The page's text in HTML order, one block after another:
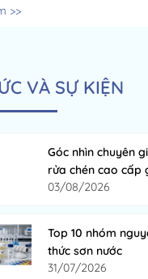
>>
VÀ SỰ KIỆN
Góc nhìn chuyên
rửa chén cao cấp
03/08/2026
Top 10 nhóm
thức sơn nước
31/07/2026